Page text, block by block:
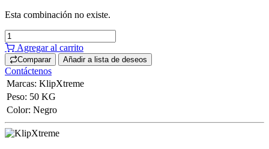
Esta combinación no existe.
Agregar al carrito
Comparar Añadir a lista de deseos
Contáctenos
Marcas: KlipXtreme
Peso: 50 KG
Color: Negro